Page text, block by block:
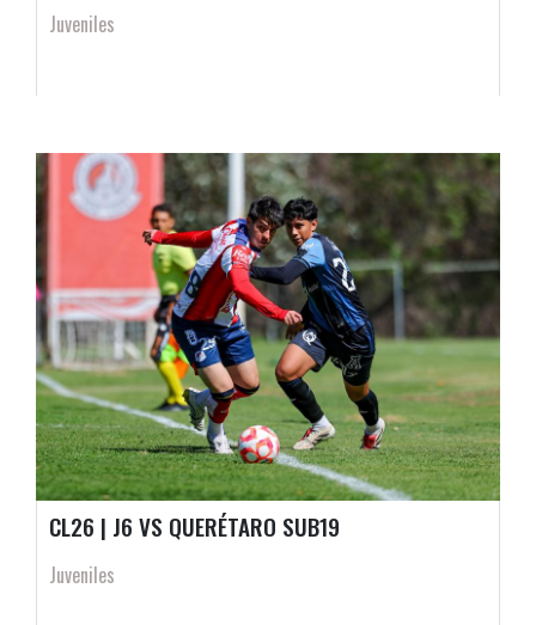
Juveniles
CL26 | J6 VS QUERÉTARO SUB19
Juveniles